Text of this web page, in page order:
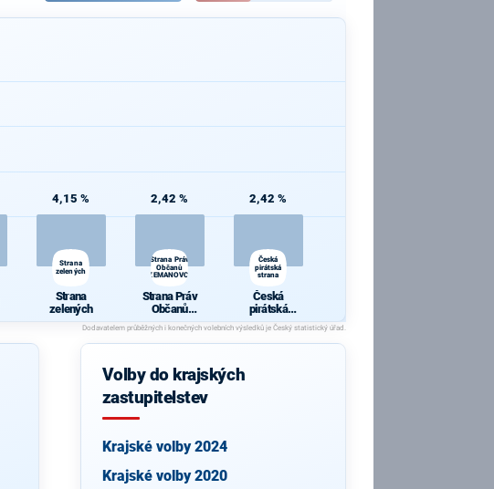
4,15 %
Strana
zelených
Strana
zelených
2,42 %
Strana Práv
Občanů
ZEMANOVCI
Strana Práv
Občanů
ZEMANOVCI
2,42 %
Česká
pirátská
strana
Česká
pirátská
strana
Volby do krajských
zastupitelstev
Krajské volby 2024
Krajské volby 2020